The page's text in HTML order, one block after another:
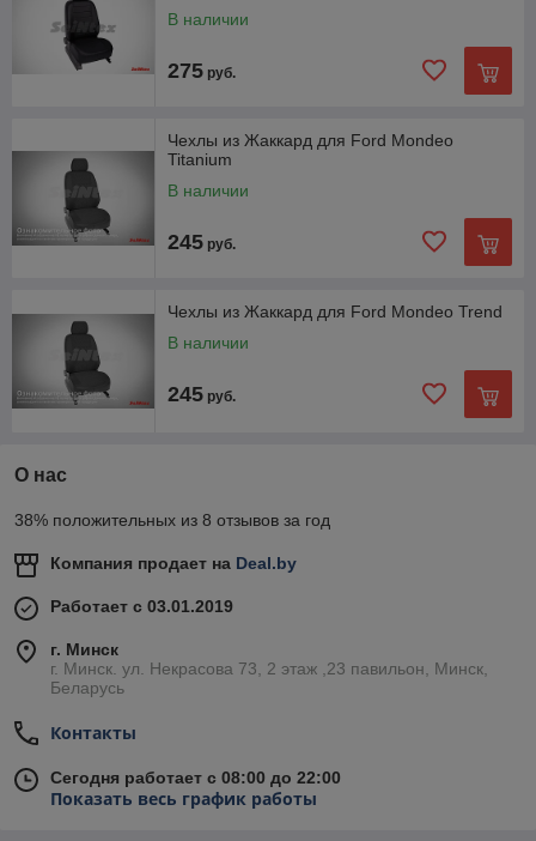
В наличии
275 руб.
Чехлы из Жаккард для Ford Mondeo
Titanium
В наличии
245 руб.
Чехлы из Жаккард для Ford Mondeo Trend
В наличии
245 руб.
О нас
38% положительных из 8 отзывов за год
Компания продает на Deal.by
Работает с 03.01.2019
г. Минск
г. Минск. ул. Некрасова 73, 2 этаж ,23 павильон, Минск,
Беларусь
Контакты
Сегодня работает с 08:00 до 22:00
Показать весь график работы